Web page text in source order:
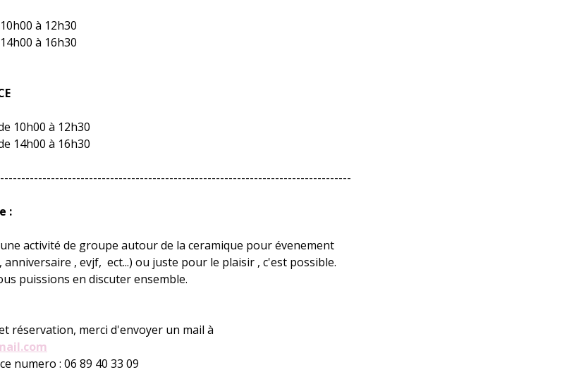
à 12h30
à 16h30
10h00 à 12h30
14h00 à 16h30
:
activité de groupe autour de la ceramique pour évenement
, evjf, ect...) ou juste pour le plaisir , c'est possible.
puissions en discuter ensemble.
réservation, merci d'envoyer un mail à
numero : 06 89 40 33 09